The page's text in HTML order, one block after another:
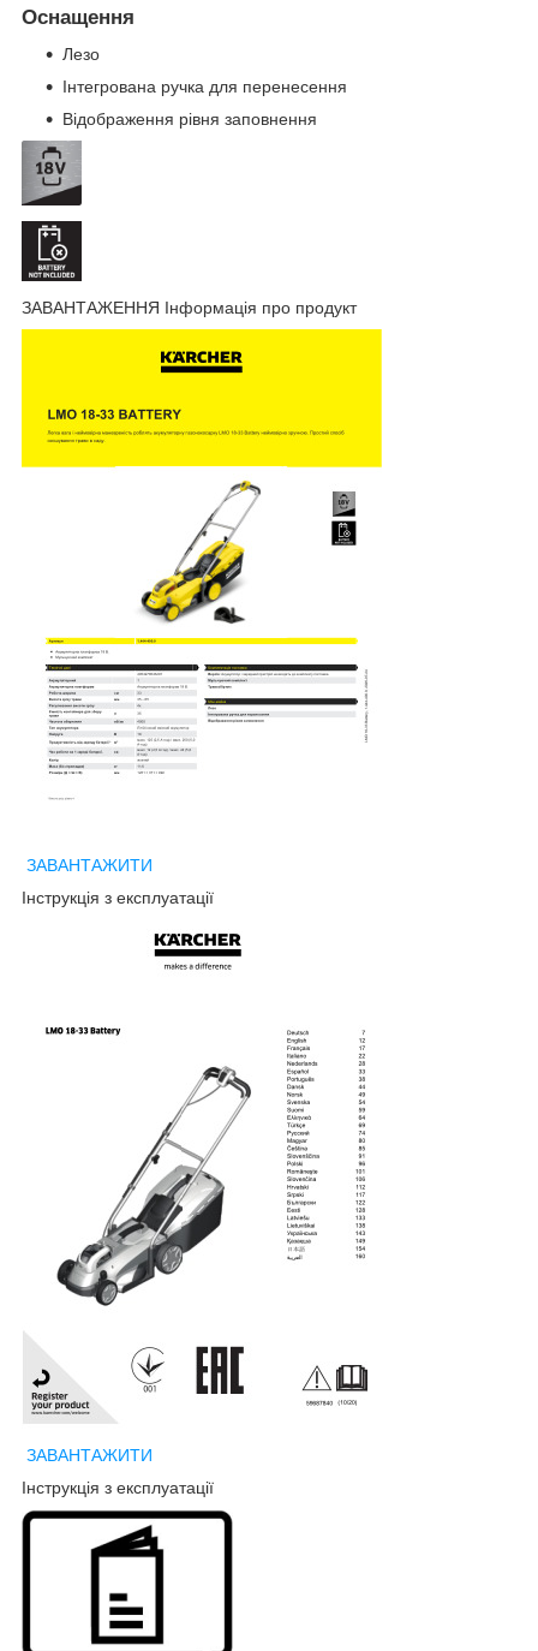
Оснащення
Лезо
Інтегрована ручка для перенесення
Відображення рівня заповнення
ЗАВАНТАЖЕННЯ Інформація про продукт
ЗАВАНТАЖИТИ
Інструкція з експлуатації
ЗАВАНТАЖИТИ
Інструкція з експлуатації